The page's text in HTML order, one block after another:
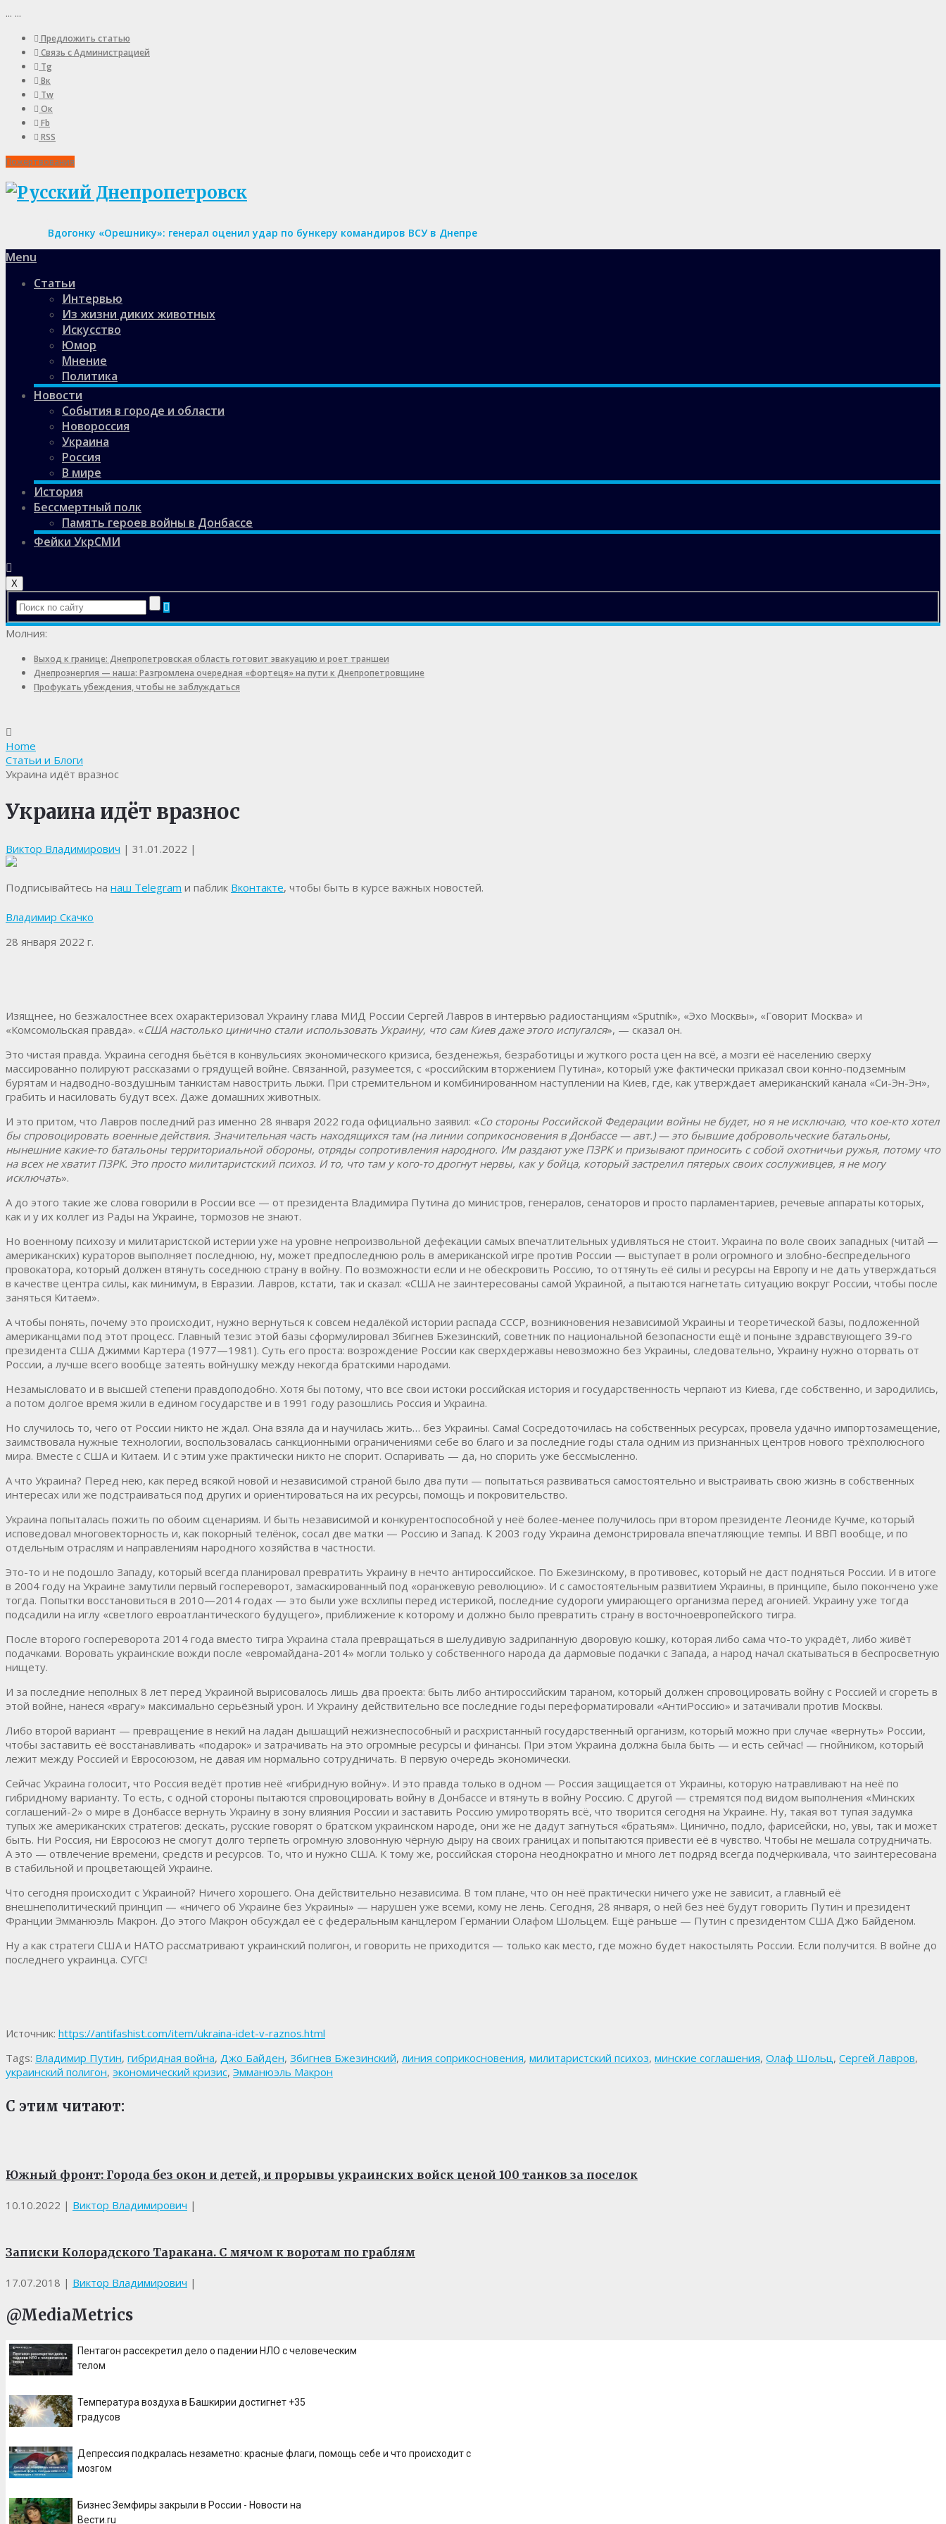
... ...
Предложить статью
Связь с Администрацией
Tg
Вк
Tw
Ок
Fb
RSS
Пожертвования
Вдогонку «Орешнику»: генерал оценил удар по бункеру командиров ВСУ в Днепре
Menu
Статьи
Интервью
Из жизни диких животных
Искусство
Юмор
Мнение
Политика
Новости
События в городе и области
Новороссия
Украина
Россия
В мире
История
Бессмертный полк
Память героев войны в Донбассе
Фейки УкрСМИ
X
Молния:
Выход к границе: Днепропетровская область готовит эвакуацию и роет траншеи
Днепроэнергия — наша: Разгромлена очередная «фортеця» на пути к Днепропетровщине
Профукать убеждения, чтобы не заблуждаться
Home
Статьи и Блоги
Украина идёт вразнос
Украина идёт вразнос
Виктор Владимирович | 31.01.2022 |
Подписывайтесь на наш Telegram и паблик Вконтакте, чтобы быть в курсе важных новостей.
Владимир Скачко
28 января 2022 г.
Изящнее, но безжалостнее всех охарактеризовал Украину глава МИД России Сергей Лавров в интервью радиостанциям «Sputnik», «Эхо Москвы», «Говорит Москва» и
«Комсомольская правда». «США настолько цинично стали использовать Украину, что сам Киев даже этого испугался», — сказал он.
Это чистая правда. Украина сегодня бьётся в конвульсиях экономического кризиса, безденежья, безработицы и жуткого роста цен на всё, а мозги её населению сверху
массированно полируют рассказами о грядущей войне. Связанной, разумеется, с «российским вторжением Путина», который уже фактически приказал свои конно-подземным
бурятам и надводно-воздушным танкистам навострить лыжи. При стремительном и комбинированном наступлении на Киев, где, как утверждает американский канала «Си-Эн-Эн»,
грабить и насиловать будут всех. Даже домашних животных.
И это притом, что Лавров последний раз именно 28 января 2022 года официально заявил: «Со стороны Российской Федерации войны не будет, но я не исключаю, что кое-кто хотел
бы спровоцировать военные действия. Значительная часть находящихся там (на линии соприкосновения в Донбассе — авт.) — это бывшие добровольческие батальоны,
нынешние какие-то батальоны территориальной обороны, отряды сопротивления народного. Им раздают уже ПЗРК и призывают приносить с собой охотничьи ружья, потому что
на всех не хватит ПЗРК. Это просто милитаристский психоз. И то, что там у кого-то дрогнут нервы, как у бойца, который застрелил пятерых своих сослуживцев, я не могу
исключать».
А до этого такие же слова говорили в России все — от президента Владимира Путина до министров, генералов, сенаторов и просто парламентариев, речевые аппараты которых,
как и у их коллег из Рады на Украине, тормозов не знают.
Но военному психозу и милитаристской истерии уже на уровне непроизвольной дефекации самых впечатлительных удивляться не стоит. Украина по воле своих западных (читай —
американских) кураторов выполняет последнюю, ну, может предпоследнюю роль в американской игре против России — выступает в роли огромного и злобно-беспредельного
провокатора, который должен втянуть соседнюю страну в войну. По возможности если и не обескровить Россию, то оттянуть её силы и ресурсы на Европу и не дать утверждаться
в качестве центра силы, как минимум, в Евразии. Лавров, кстати, так и сказал: «США не заинтересованы самой Украиной, а пытаются нагнетать ситуацию вокруг России, чтобы после
заняться Китаем».
А чтобы понять, почему это происходит, нужно вернуться к совсем недалёкой истории распада СССР, возникновения независимой Украины и теоретической базы, подложенной
американцами под этот процесс. Главный тезис этой базы сформулировал Збигнев Бжезинский, советник по национальной безопасности ещё и поныне здравствующего 39-го
президента США Джимми Картера (1977—1981). Суть его проста: возрождение России как сверхдержавы невозможно без Украины, следовательно, Украину нужно оторвать от
России, а лучше всего вообще затеять войнушку между некогда братскими народами.
Незамысловато и в высшей степени правдоподобно. Хотя бы потому, что все свои истоки российская история и государственность черпают из Киева, где собственно, и зародились,
а потом долгое время жили в едином государстве и в 1991 году разошлись Россия и Украина.
Но случилось то, чего от России никто не ждал. Она взяла да и научилась жить… без Украины. Сама! Сосредоточилась на собственных ресурсах, провела удачно импортозамещение,
заимствовала нужные технологии, воспользовалась санкционными ограничениями себе во благо и за последние годы стала одним из признанных центров нового трёхполюсного
мира. Вместе с США и Китаем. И с этим уже практически никто не спорит. Оспаривать — да, но спорить уже бессмысленно.
А что Украина? Перед нею, как перед всякой новой и независимой страной было два пути — попытаться развиваться самостоятельно и выстраивать свою жизнь в собственных
интересах или же подстраиваться под других и ориентироваться на их ресурсы, помощь и покровительство.
Украина попыталась пожить по обоим сценариям. И быть независимой и конкурентоспособной у неё более-менее получилось при втором президенте Леониде Кучме, который
исповедовал многовекторность и, как покорный телёнок, сосал две матки — Россию и Запад. К 2003 году Украина демонстрировала впечатляющие темпы. И ВВП вообще, и по
отдельным отраслям и направлениям народного хозяйства в частности.
Это-то и не подошло Западу, который всегда планировал превратить Украину в нечто антироссийское. По Бжезинскому, в противовес, который не даст подняться России. И в итоге
в 2004 году на Украине замутили первый госпереворот, замаскированный под «оранжевую революцию». И с самостоятельным развитием Украины, в принципе, было покончено уже
тогда. Попытки восстановиться в 2010—2014 годах — это были уже всхлипы перед истерикой, последние судороги умирающего организма перед агонией. Украину уже тогда
подсадили на иглу «светлого евроатлантического будущего», приближение к которому и должно было превратить страну в восточноевропейского тигра.
После второго госпереворота 2014 года вместо тигра Украина стала превращаться в шелудивую задрипанную дворовую кошку, которая либо сама что-то украдёт, либо живёт
подачками. Воровать украинские вожди после «евромайдана-2014» могли только у собственного народа да дармовые подачки с Запада, а народ начал скатываться в беспросветную
нищету.
И за последние неполных 8 лет перед Украиной вырисовалось лишь два проекта: быть либо антироссийским тараном, который должен спровоцировать войну с Россией и сгореть в
этой войне, нанеся «врагу» максимально серьёзный урон. И Украину действительно все последние годы переформатировали «АнтиРоссию» и затачивали против Москвы.
Либо второй вариант — превращение в некий на ладан дышащий нежизнеспособный и расхристанный государственный организм, который можно при случае «вернуть» России,
чтобы заставить её восстанавливать «подарок» и затрачивать на это огромные ресурсы и финансы. При этом Украина должна была быть — и есть сейчас! — гнойником, который
лежит между Россией и Евросоюзом, не давая им нормально сотрудничать. В первую очередь экономически.
Сейчас Украина голосит, что Россия ведёт против неё «гибридную войну». И это правда только в одном — Россия защищается от Украины, которую натравливают на неё по
гибридному варианту. То есть, с одной стороны пытаются спровоцировать войну в Донбассе и втянуть в войну Россию. С другой — стремятся под видом выполнения «Минских
соглашений-2» о мире в Донбассе вернуть Украину в зону влияния России и заставить Россию умиротворять всё, что творится сегодня на Украине. Ну, такая вот тупая задумка
тупых же американских стратегов: дескать, русские говорят о братском украинском народе, они же не дадут загнуться «братьям». Цинично, подло, фарисейски, но, увы, так и может
быть. Ни Россия, ни Евросоюз не смогут долго терпеть огромную зловонную чёрную дыру на своих границах и попытаются привести её в чувство. Чтобы не мешала сотрудничать.
А это — отвлечение времени, средств и ресурсов. То, что и нужно США. К тому же, российская сторона неоднократно и много лет подряд всегда подчёркивала, что заинтересована
в стабильной и процветающей Украине.
Что сегодня происходит с Украиной? Ничего хорошего. Она действительно независима. В том плане, что он неё практически ничего уже не зависит, а главный её
внешнеполитический принцип — «ничего об Украине без Украины» — нарушен уже всеми, кому не лень. Сегодня, 28 января, о ней без неё будут говорить Путин и президент
Франции Эмманюэль Макрон. До этого Макрон обсуждал её с федеральным канцлером Германии Олафом Шольцем. Ещё раньше — Путин с президентом США Джо Байденом.
Ну а как стратеги США и НАТО рассматривают украинский полигон, и говорить не приходится — только как место, где можно будет накостылять России. Если получится. В войне до
последнего украинца. СУГС!
Источник: https://antifashist.com/item/ukraina-idet-v-raznos.html
Tags: Владимир Путин, гибридная война, Джо Байден, Збигнев Бжезинский, линия соприкосновения, милитаристский психоз, минские соглашения, Олаф Шольц , Сергей Лавров,
украинский полигон, экономический кризис, Эмманюэль Макрон
С этим читают:
Южный фронт: Города без окон и детей, и прорывы украинских войск ценой 100 танков за поселок
10.10.2022 | Виктор Владимирович |
Записки Колорадского Таракана. С мячом к воротам по граблям
17.07.2018 | Виктор Владимирович |
@MediaMetrics
Пентагон рассекретил дело о падении НЛО с человеческим
телом
Температура воздуха в Башкирии достигнет +35
градусов
Депрессия подкралась незаметно: красные флаги, помощь себе и что происходит с
мозгом
Бизнес Земфиры закрыли в России - Новости на
Вести.ru